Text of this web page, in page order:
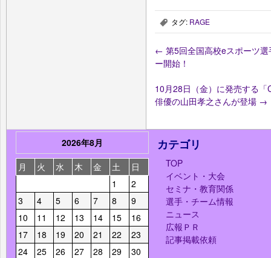
, タグ: RAGE
← 第5回全国高校eスポーツ
ー開始！
10月28日（金）に発売する
俳優の山田孝之さんが登場 →
2026年8月
月
火 水 木 金 土
日
1
2
3
4 5 6 7 8
9
10
11 12 13 14 15
16
17
18 19 20 21 22
23
24
25 26 27 28 29
30
カテゴリ
TOP
イベント・大会
セミナ・教育関係
選手・チーム情報
ニュース
広報ＰＲ
記事掲載依頼